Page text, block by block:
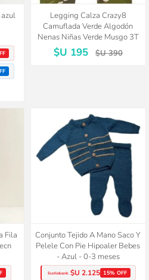
Legging Calza Crazy8
Camuflada Verde Algodón
Nenas Niñas Verde Musgo 3T
$U 195 $U 390
Fila
Conjunto Tejido A Mano Saco Y
Pelele Con Pie Hipoaler Bebes
- Azul - 0-3 meses
$U 2.125 15% OFF